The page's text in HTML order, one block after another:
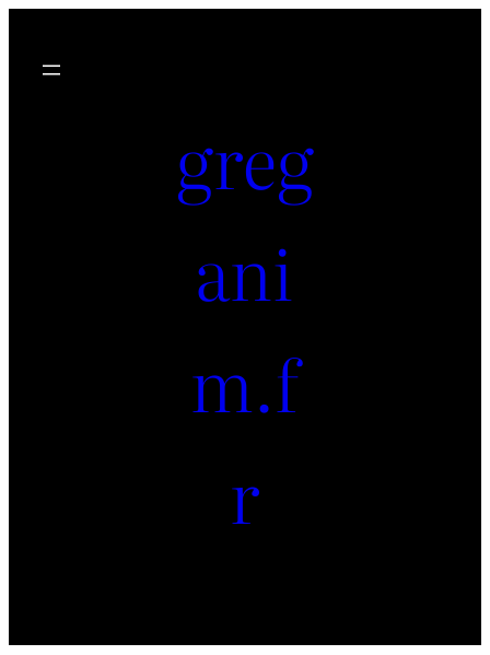
greg
ani
m.f
r